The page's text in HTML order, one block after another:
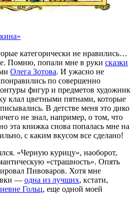
категорически не нравились…
Помню, попали мне в руки сказки
Олега Зотова. И ужасно не
по совершенно
фигур и предметов художник
клал цветными пятнами, которые
В детстве меня это дико
не знал, например, о том, что
эта книжка снова попалась мне на
с каким вкусом все сделано!
«Черную курицу», наоборот,
«страшность». Опять
Пивоваров. Хотя мне
— одна из лучших, кстати,
Гольц, еще одной моей